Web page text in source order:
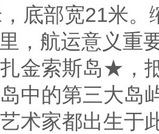
底部宽21米
，航运意义重
金索斯岛★，
中的第三大岛
术家都出生于